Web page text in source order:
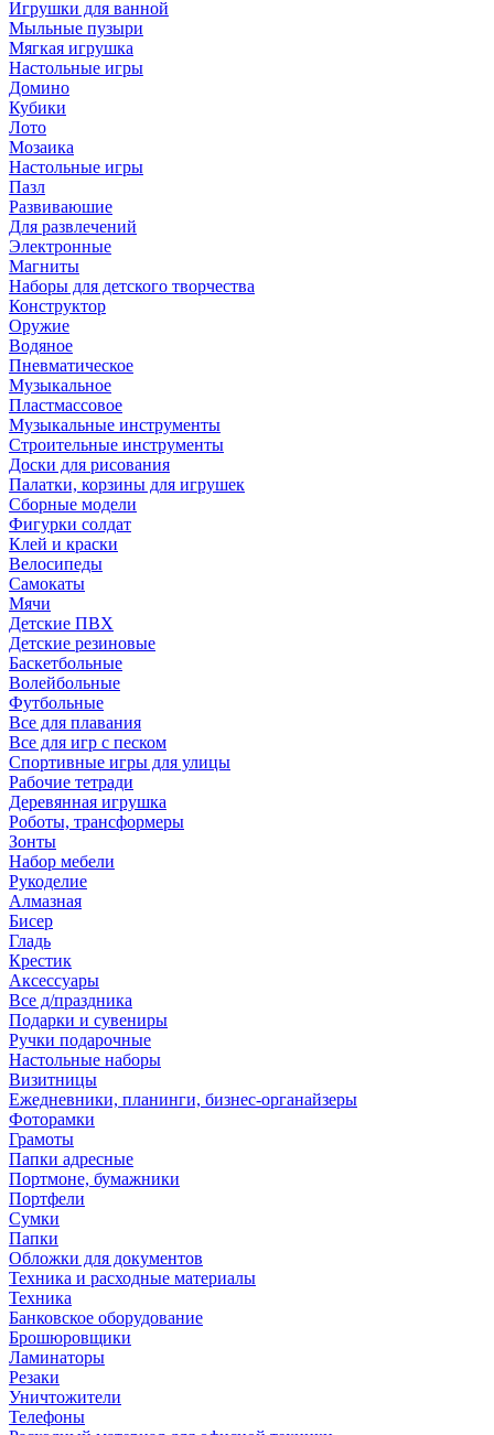
Игрушки для ванной
Мыльные пузыри
Мягкая игрушка
Настольные игры
Домино
Кубики
Лото
Мозаика
Настольные игры
Пазл
Развиваюшие
Для развлечений
Электронные
Магниты
Наборы для детского творчества
Конструктор
Оружие
Водяное
Пневматическое
Музыкальное
Пластмассовое
Музыкальные инструменты
Строительные инструменты
Доски для рисования
Палатки, корзины для игрушек
Сборные модели
Фигурки солдат
Клей и краски
Велосипеды
Самокаты
Мячи
Детские ПВХ
Детские резиновые
Баскетбольные
Волейбольные
Футбольные
Все для плавания
Все для игр с песком
Спортивные игры для улицы
Рабочие тетради
Деревянная игрушка
Роботы, трансформеры
Зонты
Набор мебели
Рукоделие
Алмазная
Бисер
Гладь
Крестик
Аксессуары
Все д/праздника
Подарки и сувениры
Ручки подарочные
Настольные наборы
Визитницы
Ежедневники, планинги, бизнес-органайзеры
Фоторамки
Грамоты
Папки адресные
Портмоне, бумажники
Портфели
Сумки
Папки
Обложки для документов
Техника и расходные материалы
Техника
Банковское оборудование
Брошюровщики
Ламинаторы
Резаки
Уничтожители
Телефоны